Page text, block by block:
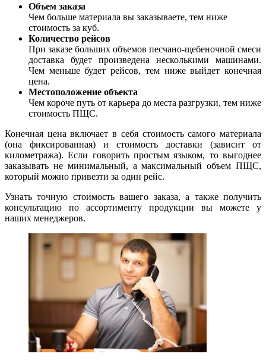
Объем заказа
Чем больше материала вы заказываете, тем ниже
стоимость за куб.
Количество рейсов
При заказе больших объемов песчано-щебеночной смеси
доставка будет произведена несколькими машинами.
Чем меньше будет рейсов, тем ниже выйдет конечная
цена.
Местоположение объекта
Чем короче путь от карьера до места разгрузки, тем ниже
стоимость ПЩС.
Конечная цена включает в себя стоимость самого материала
(она фиксированная) и стоимость доставки (зависит от
километража). Если говорить простым языком, то выгоднее
заказывать не минимальный, а максимальный объем ПЩС,
который можно привезти за один рейс.
Узнать точную стоимость вашего заказа, а также получить
консультацию по ассортименту продукции вы можете у
наших менеджеров.